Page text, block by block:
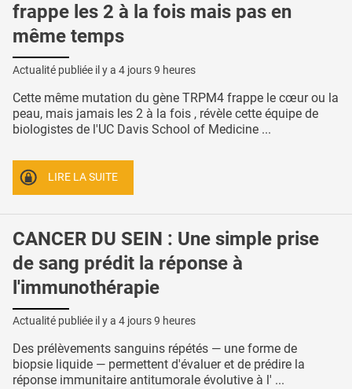
frappe les 2 à la fois mais pas en
même temps
Actualité publiée il y a 4 jours 9 heures
Cette même mutation du gène TRPM4 frappe le cœur ou la
peau, mais jamais les 2 à la fois , révèle cette équipe de
biologistes de l'UC Davis School of Medicine ...
LIRE LA SUITE
CANCER DU SEIN : Une simple prise
de sang prédit la réponse à
l'immunothérapie
Actualité publiée il y a 4 jours 9 heures
Des prélèvements sanguins répétés — une forme de
biopsie liquide — permettent d'évaluer et de prédire la
réponse immunitaire antitumorale évolutive à l' ...